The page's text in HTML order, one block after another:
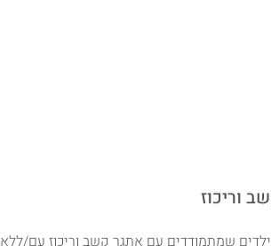
שמתמודדים עם אתגר קשב וריכוז עם/ללא